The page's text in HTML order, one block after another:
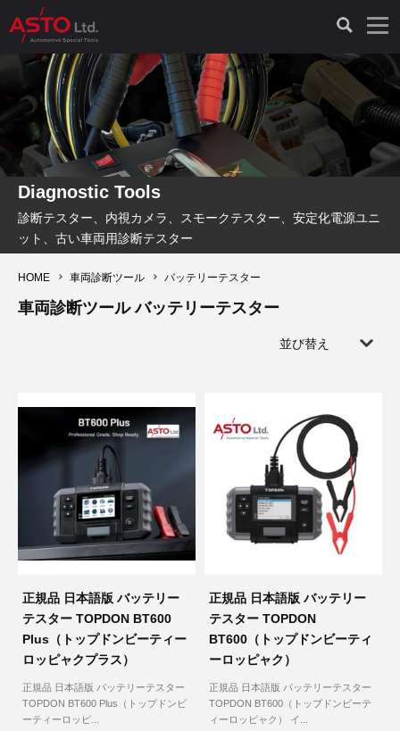
LAUNCH製品（65）
診断機（16）
キープログラマー（4）
EV 専用 整備機器（11）
ADAS（7）
オプション品（17）
車両診断ツール（91）
診断テスター（10）
キープログラマー（20）
内視カメラ（6）
スモークテスター（4）
安定化電源ユニット（8）
バイク用診断テスター（7）
その他（20）
OTOFIX Powered by AUTEL（4）
自動車工具（481）
HCB TOOLS（45）
AST TOOLS（51）
Hubitools（17）
LASER（39）
ドイツ車（211）
アメリカ車（15）
スウェーデン車（20）
日本車（7）
汎用（89）
バッテリーチャージャー（4）
ディーゼルインジェクター&グロープラグ ツール（7）
測定機器（38）
オシロスコープ（2）
オシロ関連商品（9）
シミュレータ（19）
パーツ（1047）
ドイツ車（427）
イタリア/フランス車（145）
イギリス車（26）
アメリカ車（60）
スウェーデン車（45）
ブレーキキャリパーリペアキット（368）
ステアリングロックエミュレータ（28）
キー関連（19）
ライト関連（6）
特殊リペア（161）
現品修理（77）
リビルト品（58）
クローン作製（20）
コントロールユニット初期化（3）
イモビライザーOFF（1）
PicoScope（25）
オシロスコープ（10）
アクセサリー（13）
その他（2）
HOME 車両診断ツール バッテリーテスター
車両診断ツール バッテリーテスター
Diagnostic Tools
診断テスター、内視カメラ、スモークテスター、安定化電源ユニ
ット、古い車両用診断テスター
並び替え
正規品 日本語版 バッテリー
テスター TOPDON BT600
Plus（トップドンビーティー
ロッピャクプラス）
正規品 日本語版 バッテリーテスター
TOPDON BT600 Plus（トップドンビ
ーティーロッピ...
正規品 日本語版 バッテリー
テスター TOPDON
BT600（トップドンビーティ
ーロッピャク）
正規品 日本語版 バッテリーテスター
TOPDON BT600（トップドンビーテ
ィーロッピャク） イ...